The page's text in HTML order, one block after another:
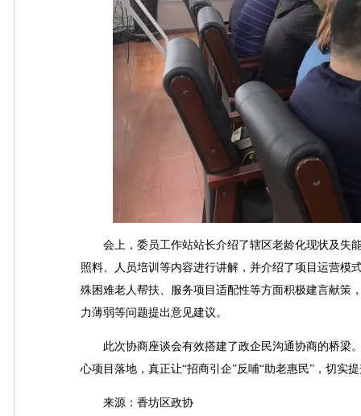
会上，委员工作站站长介绍了辖区老龄化现状及失
照料、人员培训等内容进行讲解，并介绍了项目运营模
殊困难老人帮扶、服务项目适配性等方面积极建言献策
力薄弱等问题提出意见建议。
此次协商座谈会有效搭建了政企民沟通协商的桥梁
心项目落地，真正让“招商引企”反哺“助老惠民”，切实
来源：香坊区政协